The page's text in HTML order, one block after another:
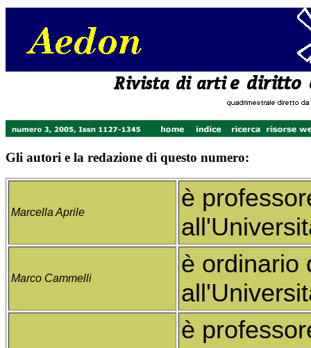
Gli autori e la redazione di questo numero:
Marcella Aprile
è
Marco Cammelli
è ordinario
è